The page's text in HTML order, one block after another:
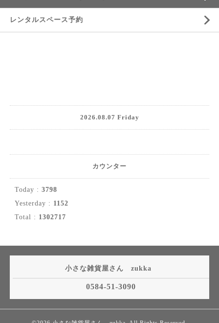
レンタルスペース予約
2026.08.07 Friday
カウンター
Today : 3798
Yesterday : 1152
Total : 1302717
小さな雑貨屋さん zukka
0584-51-3090